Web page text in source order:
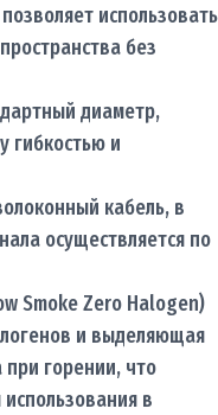
использовать
без
диаметр,
гибкостью и
кабель, в
осуществляется по
Smoke Zero Halogen)
и выделяющая
горении, что
в